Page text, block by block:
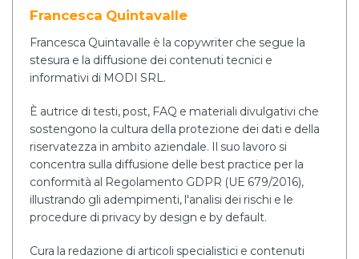
Francesca Quintavalle
Francesca Quintavalle è la copywriter che segue la
stesura e la diffusione dei contenuti tecnici e
informativi di MODI SRL.
È autrice di testi, post, FAQ e materiali divulgativi che
sostengono la cultura della protezione dei dati e della
riservatezza in ambito aziendale. Il suo lavoro si
concentra sulla diffusione delle best practice per la
conformità al Regolamento GDPR (UE 679/2016),
illustrando gli adempimenti, l'analisi dei rischi e le
procedure di privacy by design e by default.
Cura la redazione di articoli specialistici e contenuti